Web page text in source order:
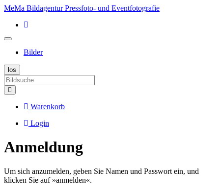
MeMa Bildagentur Pressfoto- und Eventfotografie
Bilder
Warenkorb
Login
Anmeldung
Um sich anzumelden, geben Sie Namen und Passwort ein, und
klicken Sie auf »anmelden«.